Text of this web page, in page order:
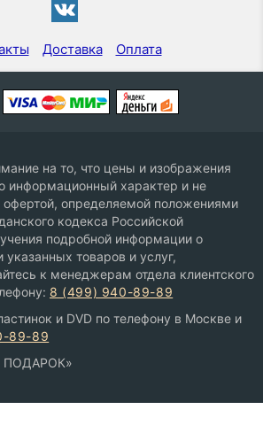
Доставка Оплата
на то, что цены и изображения
информационный характер и не
офертой, определяемой положениями
кодекса Российской
подробной информации о
указанных товаров и услуг,
к менеджерам отдела клиентского
8 (499) 940-89-89
и DVD по телефону в Москве и
89-89
ПОДАРОК»